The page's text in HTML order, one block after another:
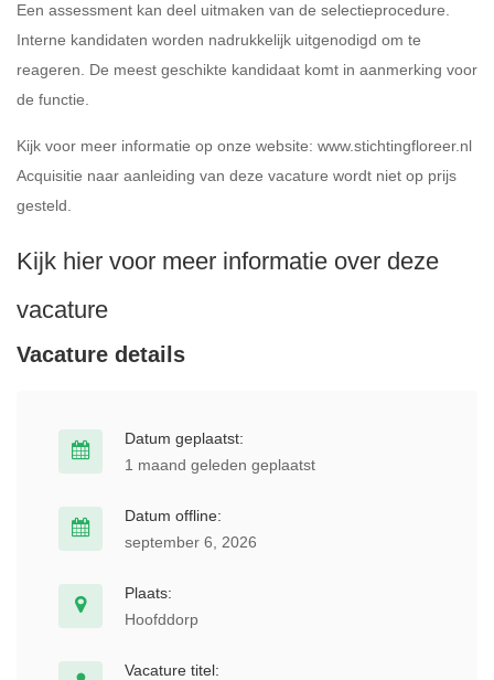
Een assessment kan deel uitmaken van de selectieprocedure.
Interne kandidaten worden nadrukkelijk uitgenodigd om te
reageren. De meest geschikte kandidaat komt in aanmerking voor
de functie.
Kijk voor meer informatie op onze website: www.stichtingfloreer.nl
Acquisitie naar aanleiding van deze vacature wordt niet op prijs
gesteld.
Kijk hier voor meer informatie over deze
vacature
Vacature details
Datum geplaatst:
1 maand geleden geplaatst
Datum offline:
september 6, 2026
Plaats:
Hoofddorp
Vacature titel: